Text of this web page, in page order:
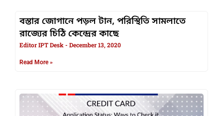
বস্তার জোগানে পড়ল টান, পরিস্থিতি সামলাতে
রাজ্যের চিঠি কেন্দ্রের কাছে
Editor IPT Desk December 13, 2020
Read More »